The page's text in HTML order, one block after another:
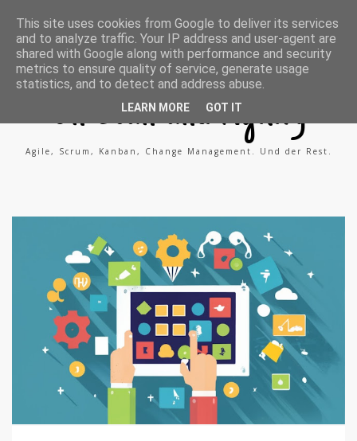
A
g
i
l
e
P
s
X
n
g
L
i
n
k
e
d
On Lean and Agility
Agile, Scrum, Kanban, Change Management. Und der Rest.
This site uses cookies from Google to deliver its services
and to analyze traffic. Your IP address and user-agent are
shared with Google along with performance and security
metrics to ensure quality of service, generate usage
statistics, and to detect and address abuse.
LEARN MORE GOT IT